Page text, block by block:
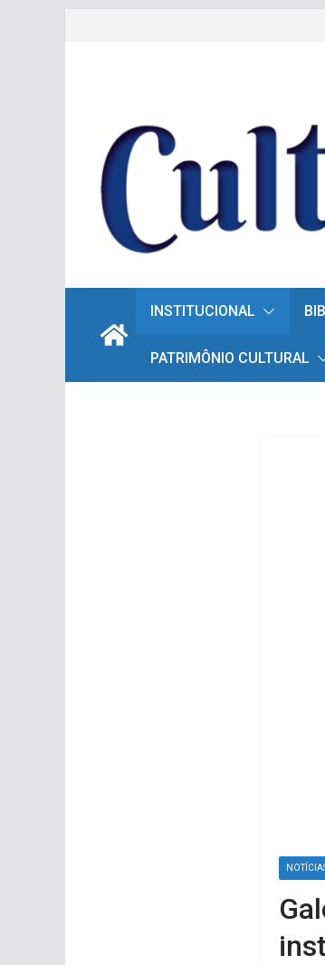
INSTITUCIONAL
PATRIMÔNIO CULTURAL